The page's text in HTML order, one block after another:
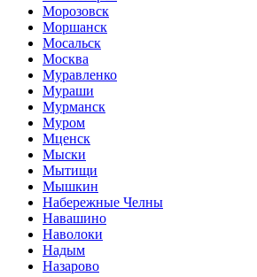
Морозовск
Моршанск
Мосальск
Москва
Муравленко
Мураши
Мурманск
Муром
Мценск
Мыски
Мытищи
Мышкин
Набережные Челны
Навашино
Наволоки
Надым
Назарово